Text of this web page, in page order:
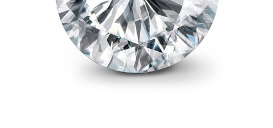
Diamenty | Biżuteria | Kamienie dla jubilerów
SALON SPRZEDAŻY